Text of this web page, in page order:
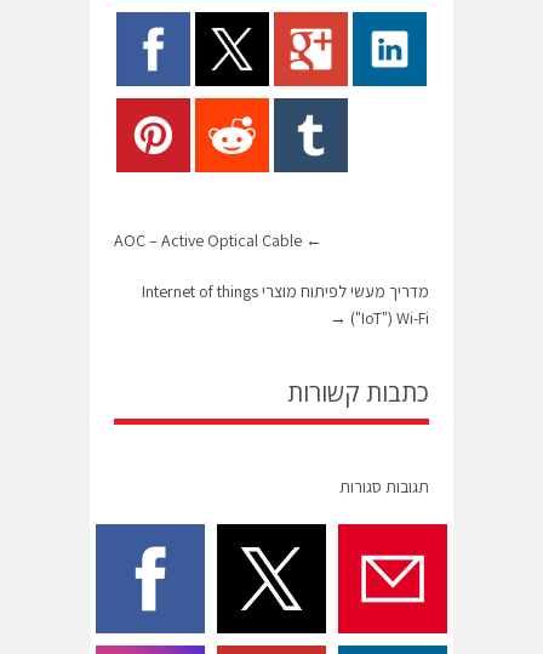
←
מדריך מעשי לפיתוח מוצרי Internet of things
("IoT") Wi-Fi
→
כתבות קשורות
תגובות סגורות